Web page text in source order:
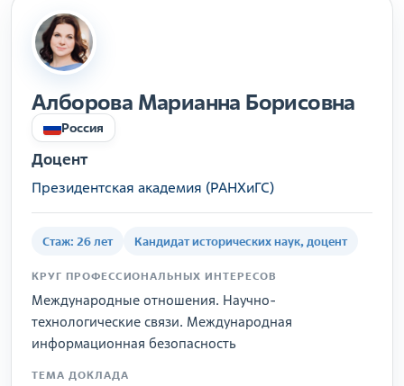
Алборова Марианна Борисовна
Россия
Доцент
Президентская академия (РАНХиГС)
Стаж: 26 лет Кандидат исторических наук, доцент
КРУГ ПРОФЕССИОНАЛЬНЫХ ИНТЕРЕСОВ
Международные отношения. Научно-
технологические связи. Международная
информационная безопасность
ТЕМА ДОКЛАДА